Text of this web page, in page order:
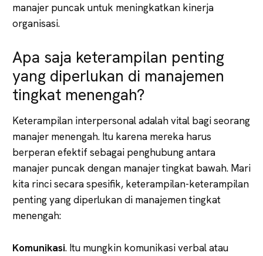
manajer puncak untuk meningkatkan kinerja
organisasi.
Apa saja keterampilan penting
yang diperlukan di manajemen
tingkat menengah?
Keterampilan interpersonal adalah vital bagi seorang
manajer menengah. Itu karena mereka harus
berperan efektif sebagai penghubung antara
manajer puncak dengan manajer tingkat bawah. Mari
kita rinci secara spesifik, keterampilan-keterampilan
penting yang diperlukan di manajemen tingkat
menengah:
Komunikasi. Itu mungkin komunikasi verbal atau